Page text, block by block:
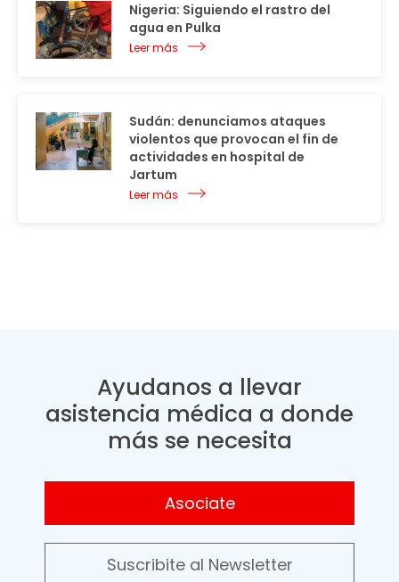
Nigeria: Siguiendo el rastro del
agua en Pulka
Leer más
Sudán: denunciamos ataques
violentos que provocan el fin de
actividades en hospital de
Jartum
Leer más
Ayudanos a llevar
asistencia médica a donde
más se necesita
Asociate
Suscribite al Newsletter